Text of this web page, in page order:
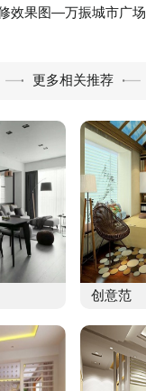
效果图—万振城市广场
更多相关推荐
创意范